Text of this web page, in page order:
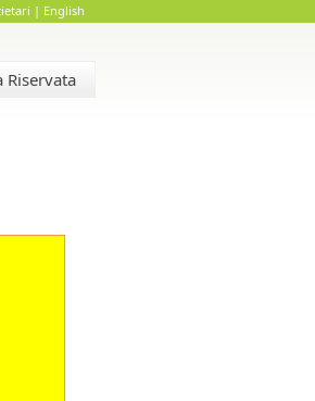
| English
Riservata